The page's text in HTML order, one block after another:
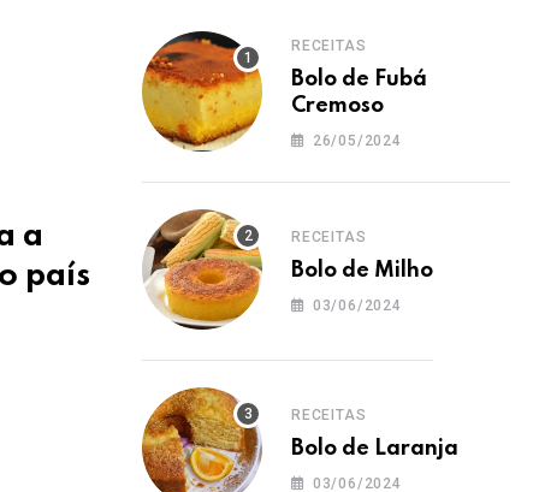
a
país
RECEITAS
Bolo de Fubá
Cremoso
26/05/2024
RECEITAS
Bolo de Milho
03/06/2024
RECEITAS
Bolo de Laranja
03/06/2024